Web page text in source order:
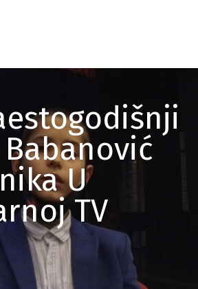
U
TV